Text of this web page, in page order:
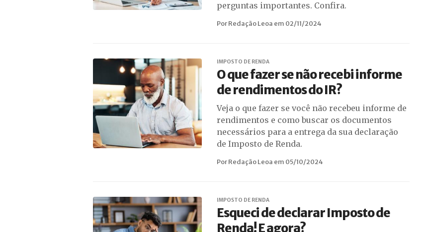
perguntas importantes. Confira.
Por Redação Leoa em 02/11/2024
IMPOSTO DE RENDA
O que fazer se não recebi informe
de rendimentos do IR?
Veja o que fazer se você não recebeu informe de
rendimentos e como buscar os documentos
necessários para a entrega da sua declaração
de Imposto de Renda.
Por Redação Leoa em 05/10/2024
IMPOSTO DE RENDA
Esqueci de declarar Imposto de
Renda! E agora?